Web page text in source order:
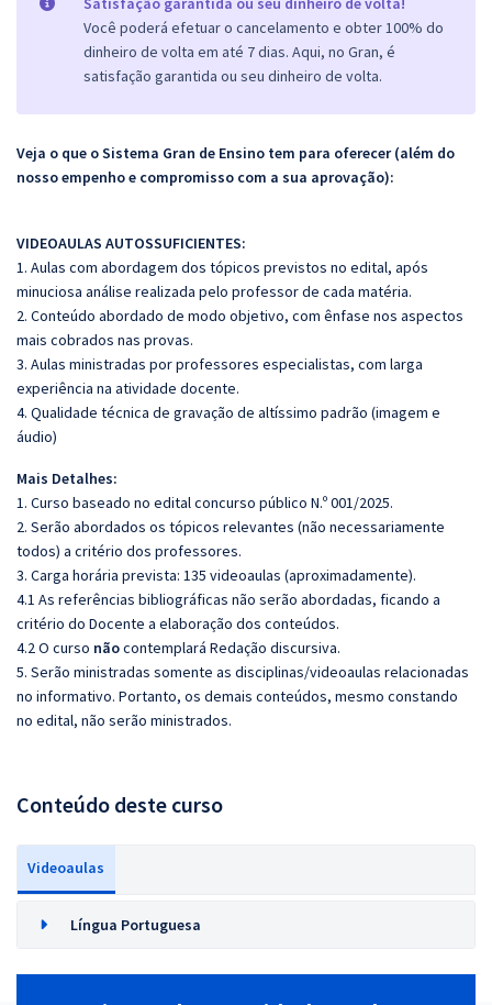
Você poderá efetuar o cancelamento e obter 100% do
dinheiro de volta em até 7 dias. Aqui, no Gran, é
satisfação garantida ou seu dinheiro de volta.
Veja o que o Sistema Gran de Ensino tem para oferecer (além do
nosso empenho e compromisso com a sua aprovação):
VIDEOAULAS AUTOSSUFICIENTES:
1. Aulas com abordagem dos tópicos previstos no edital, após
minuciosa análise realizada pelo professor de cada matéria.
2. Conteúdo abordado de modo objetivo, com ênfase nos aspectos
mais cobrados nas provas.
3. Aulas ministradas por professores especialistas, com larga
experiência na atividade docente.
4. Qualidade técnica de gravação de altíssimo padrão (imagem e
áudio)
Mais Detalhes:
1. Curso baseado no edital concurso público N.º 001/2025.
2. Serão abordados os tópicos relevantes (não necessariamente
todos) a critério dos professores.
3. Carga horária prevista: 135 videoaulas (aproximadamente).
4.1 As referências bibliográficas não serão abordadas, ficando a
critério do Docente a elaboração dos conteúdos.
4.2 O curso nãocontemplará Redação discursiva.
5. Serão ministradas somente as disciplinas/videoaulas relacionadas
no informativo. Portanto, os demais conteúdos, mesmo constando
no edital, não serão ministrados.
Conteúdo deste curso
Videoaulas
Língua Portuguesa